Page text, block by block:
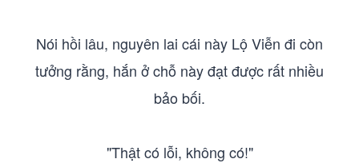
Nói hồi lâu, nguyên lai cái này Lộ Viễn đi còn
tưởng rằng, hắn ở chỗ này đạt được rất nhiều
bảo bối.
"Thật có lỗi, không có!"